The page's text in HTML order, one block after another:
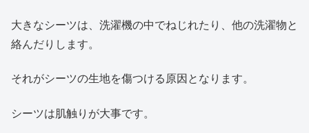
大きなシーツは、洗濯機の中でねじれたり、他の洗濯物と
絡んだりします。
それがシーツの生地を傷つける原因となります。
シーツは肌触りが大事です。